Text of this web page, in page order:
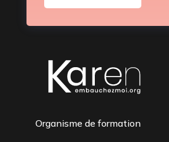
Organisme de formation